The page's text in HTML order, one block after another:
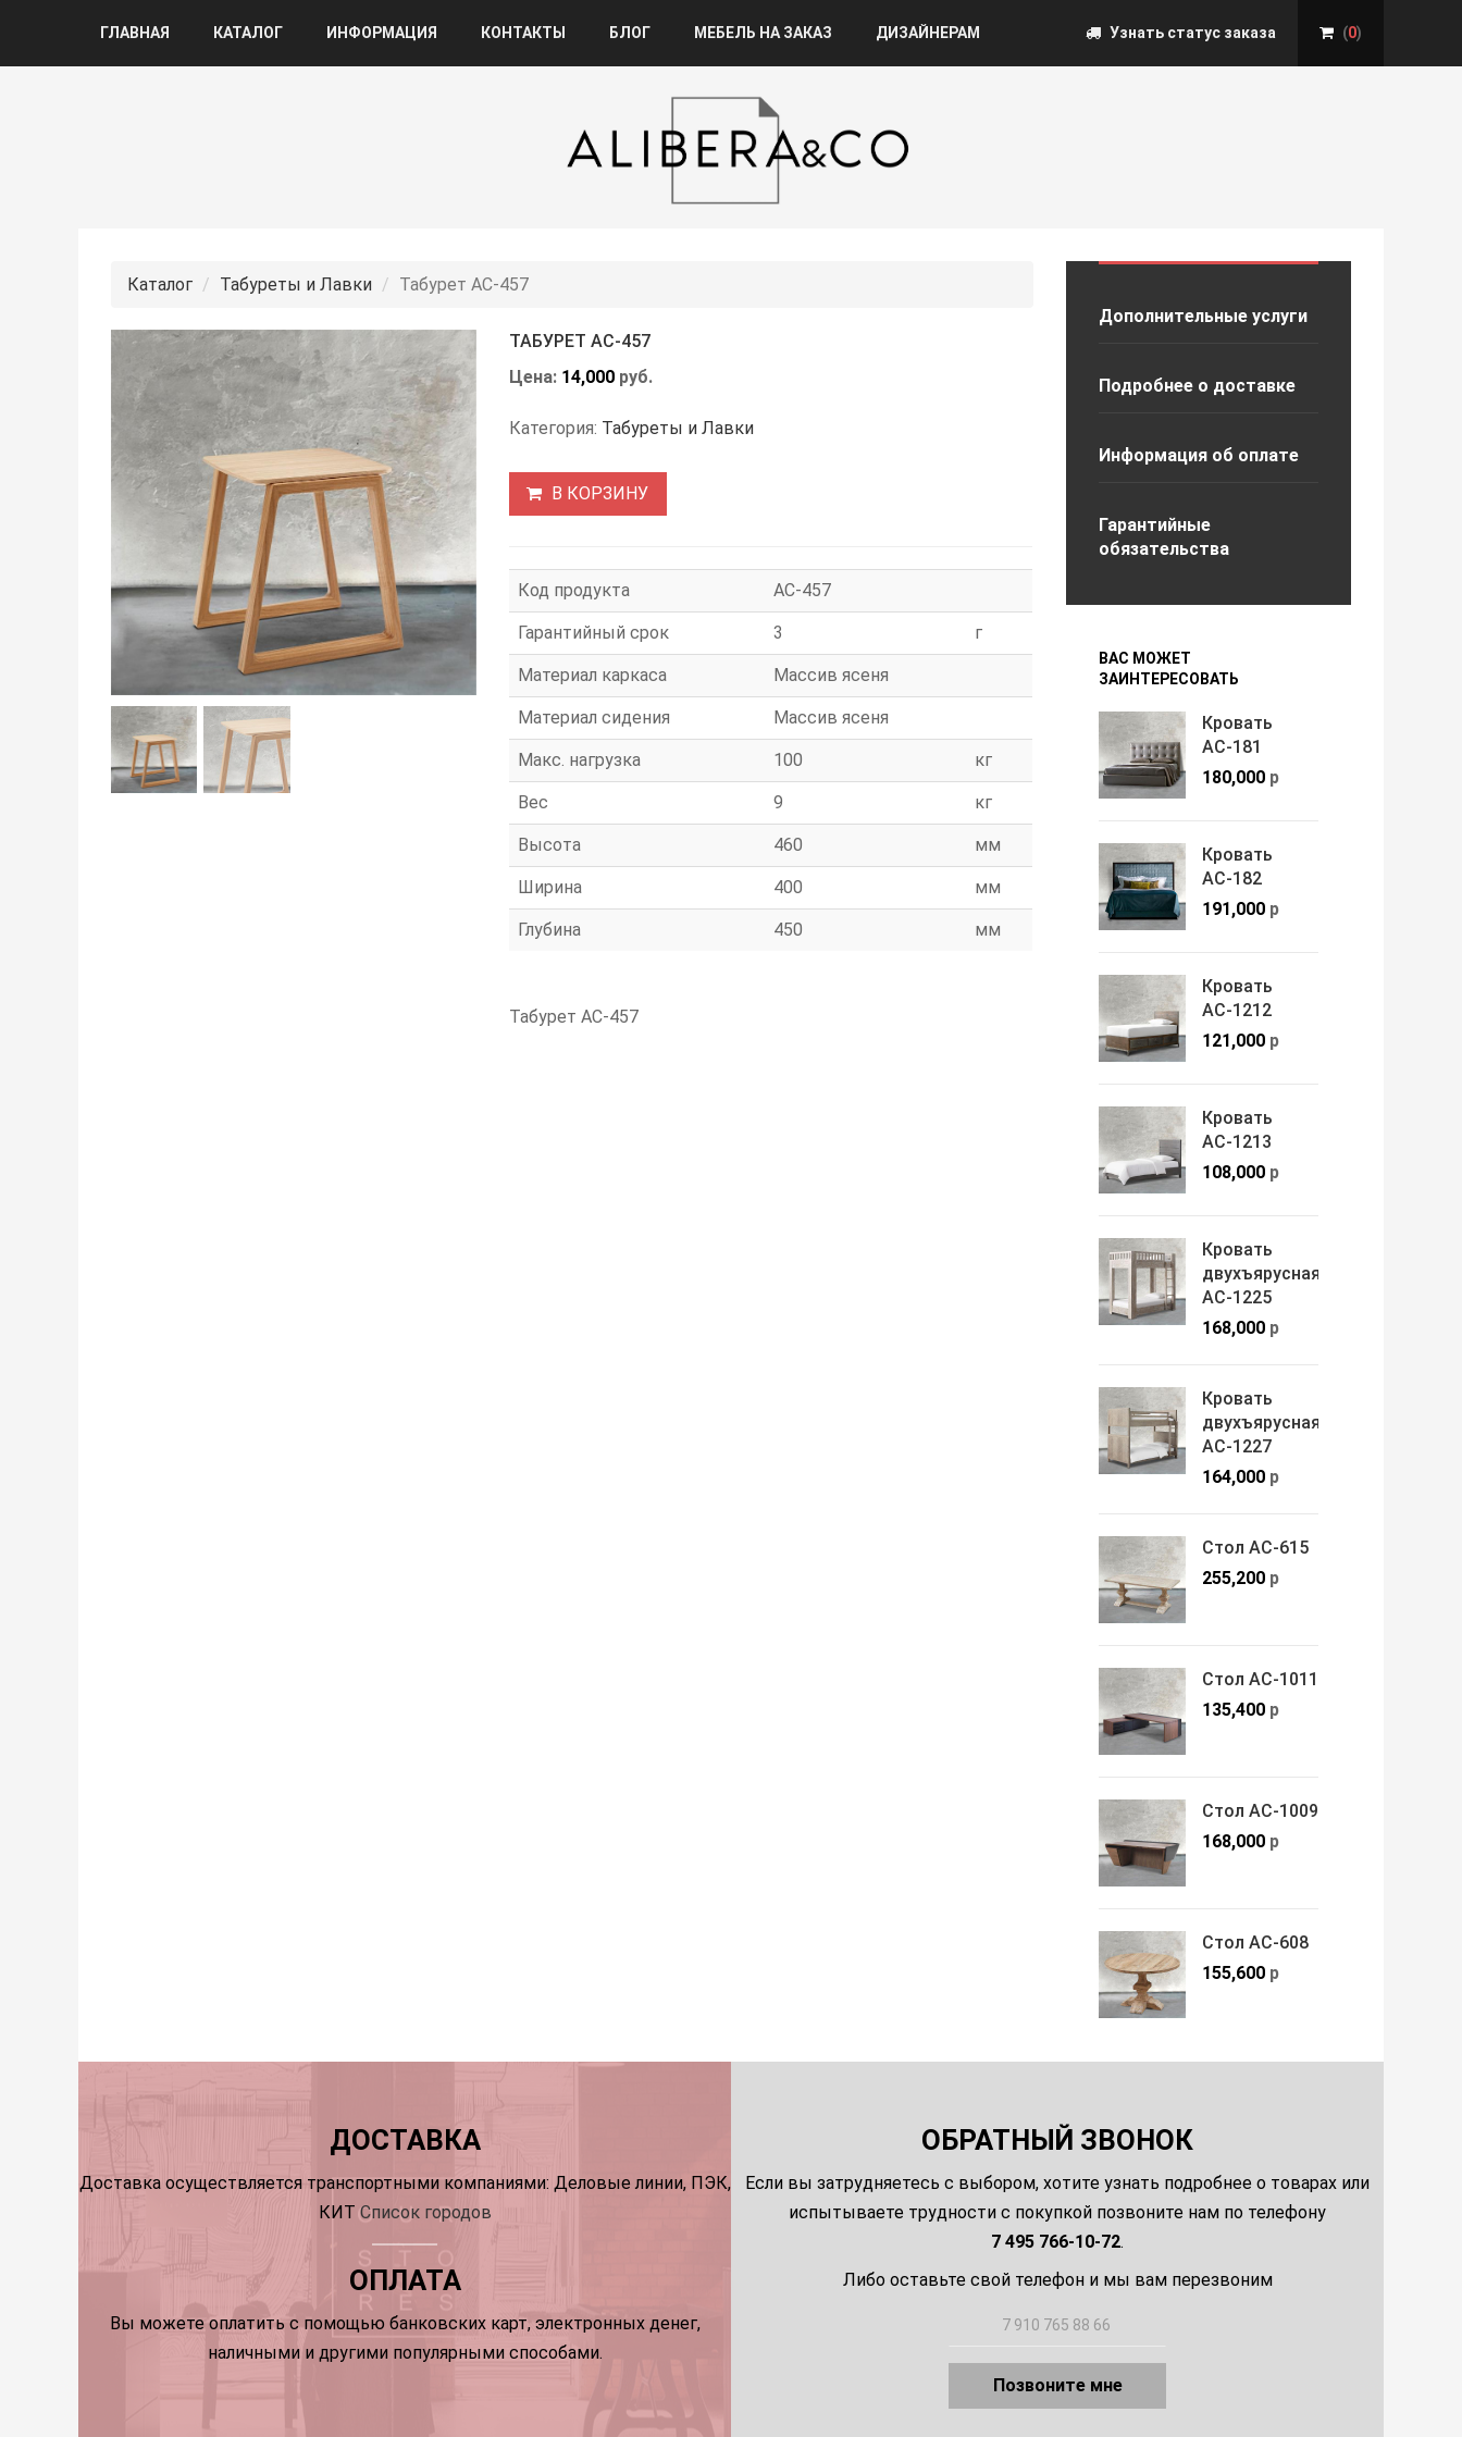
Узнать статус заказа (0)
ГЛАВНАЯ КАТАЛОГ ИНФОРМАЦИЯ КОНТАКТЫ БЛОГ МЕБЕЛЬ НА ЗАКАЗ ДИЗАЙНЕРАМ
Каталог Табуреты и Лавки Табурет АС-457
ТАБУРЕТ АС-457
Цена: 14,000руб.
Категория: Табуреты и Лавки
В КОРЗИНУ
Код продукта АС-457
Гарантийный срок 3 г
Материал каркаса Массив ясеня
Материал сидения Массив ясеня
Макс. нагрузка 100 кг
Вес 9 кг
Высота 460 мм
Ширина 400 мм
Глубина 450 мм
Табурет АС-457
Дополнительные услуги
Подробнее о доставке
Информация об оплате
Гарантийные
обязательства
ВАС МОЖЕТ
ЗАИНТЕРЕСОВАТЬ
Кровать
АС-181
180,000р
Кровать
АС-182
191,000р
Кровать
АС-1212
121,000р
Кровать
АС-1213
108,000р
Кровать
двухъярусная
АС-1225
168,000р
Кровать
двухъярусная
АС-1227
164,000р
Стол АС-615
255,200р
Стол АС-1011
135,400р
Стол АС-1009
168,000р
Стол АС-608
155,600р
ДОСТАВКА
Доставка осуществляется транспортными компаниями: Деловые линии, ПЭК,
КИТСписок городов
ОПЛАТА
Вы можете оплатить с помощью банковских карт, электронных денег,
наличными и другими популярными способами.
ОБРАТНЫЙ ЗВОНОК
Если вы затрудняетесь с выбором, хотите узнать подробнее о товарах или
испытываете трудности с покупкой позвоните нам по телефону
7 495 766-10-72.
Либо оставьте свой телефон и мы вам перезвоним
Позвоните мне